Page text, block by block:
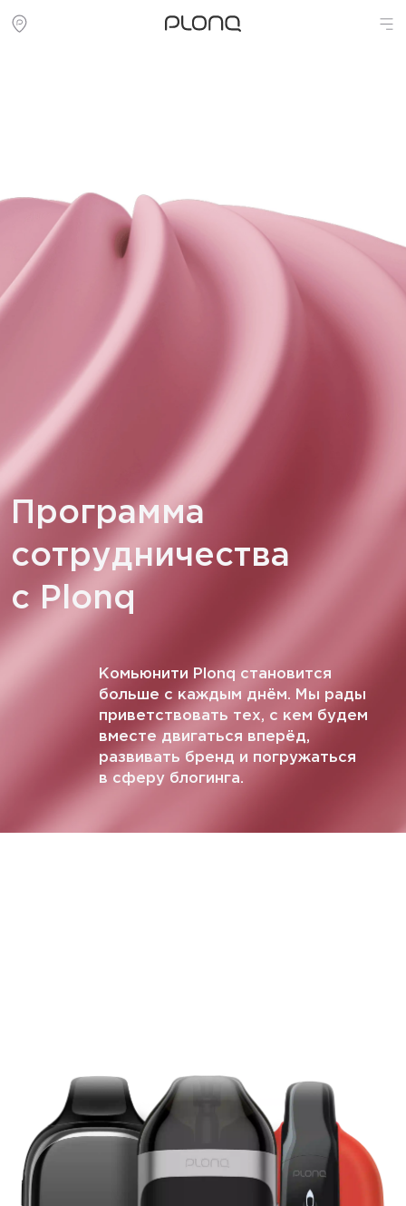
Программа
сотрудничества
с Plonq
Комьюнити Plonq становится
больше с каждым днём. Мы рады
приветствовать тех, с кем будем
вместе двигаться вперёд,
развивать бренд и погружаться
в сферу блогинга.